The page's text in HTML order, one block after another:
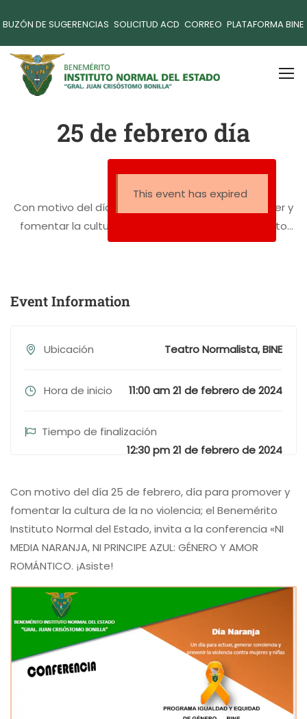
BUZÓN DE SUGERENCIAS SOLICITUD ACD CORREO PLATAFORMA BINE
25 de febrero día
naranja
Con motivo del día 25 de febrero, día para promover y
fomentar la cultura de la no violencia; el Benemérito
Instituto Normal del Estado, invita a la conferencia «NI
This event has expired
Event Information
Ubicación Teatro Normalista, BINE
Hora de inicio 11:00 am 21 de febrero de 2024
Tiempo de finalización
12:30 pm 21 de febrero de 2024
Con motivo del día 25 de febrero, día para promover y
fomentar la cultura de la no violencia; el Benemérito
Instituto Normal del Estado, invita a la conferencia «NI
MEDIA NARANJA, NI PRINCIPE AZUL: GÉNERO Y AMOR
ROMÁNTICO. ¡Asiste!